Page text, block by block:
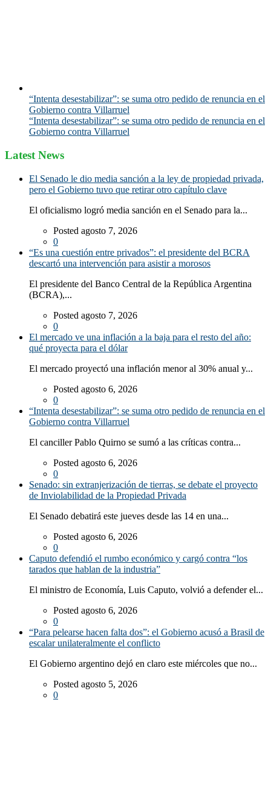
“Intenta desestabilizar”: se suma otro pedido de renuncia en el
Gobierno contra Villarruel
“Intenta desestabilizar”: se suma otro pedido de renuncia en el
Gobierno contra Villarruel
Latest News
El Senado le dio media sanción a la ley de propiedad privada,
pero el Gobierno tuvo que retirar otro capítulo clave
El oficialismo logró media sanción en el Senado para la...
Posted agosto 7, 2026
0
“Es una cuestión entre privados”: el presidente del BCRA
descartó una intervención para asistir a morosos
El presidente del Banco Central de la República Argentina
(BCRA),...
Posted agosto 7, 2026
0
El mercado ve una inflación a la baja para el resto del año:
qué proyecta para el dólar
El mercado proyectó una inflación menor al 30% anual y...
Posted agosto 6, 2026
0
“Intenta desestabilizar”: se suma otro pedido de renuncia en el
Gobierno contra Villarruel
El canciller Pablo Quirno se sumó a las críticas contra...
Posted agosto 6, 2026
0
Senado: sin extranjerización de tierras, se debate el proyecto
de Inviolabilidad de la Propiedad Privada
El Senado debatirá este jueves desde las 14 en una...
Posted agosto 6, 2026
0
Caputo defendió el rumbo económico y cargó contra “los
tarados que hablan de la industria”
El ministro de Economía, Luis Caputo, volvió a defender el...
Posted agosto 6, 2026
0
“Para pelearse hacen falta dos”: el Gobierno acusó a Brasil de
escalar unilateralmente el conflicto
El Gobierno argentino dejó en claro este miércoles que no...
Posted agosto 5, 2026
0